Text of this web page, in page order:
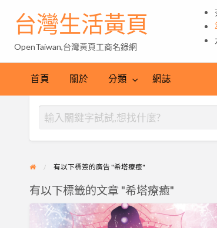
台灣生活黃頁
OpenTaiwan,台灣黃頁工商名錄網
首頁 關於 分類 網誌
有以下標簽的廣告 "希塔療癒"
有以下標籤的文章 "希塔療癒"